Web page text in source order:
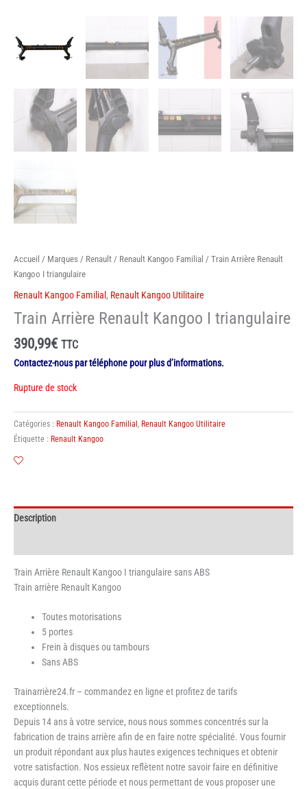
Accueil / Marques / Renault / Renault Kangoo Familial / Train Arrière Renault
Kangoo I triangulaire
Renault Kangoo Familial , Renault Kangoo Utilitaire
Train Arrière Renault Kangoo I triangulaire
390,99€ TTC
Contactez-nous par téléphone pour plus d’informations.
Rupture de stock
Catégories : Renault Kangoo Familial , Renault Kangoo Utilitaire
Étiquette : Renault Kangoo
Description
Train Arrière Renault Kangoo I triangulaire sans ABS
Train arrière Renault Kangoo
Toutes motorisations
5 portes
Frein à disques ou tambours
Sans ABS
Trainarrière24.fr – commandez en ligne et profitez de tarifs
exceptionnels.
Depuis 14 ans à votre service, nous nous sommes concentrés sur la
fabrication de trains arrière afin de en faire notre spécialité. Vous fournir
un produit répondant aux plus hautes exigences techniques et obtenir
votre satisfaction. Nos essieux reflètent notre savoir faire en définitive
acquis durant cette période et nous permettant de vous proposer une